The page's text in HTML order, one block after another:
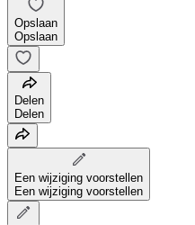
Opslaan
Opslaan
Delen
Delen
Een wijziging voorstellen
Een wijziging voorstellen